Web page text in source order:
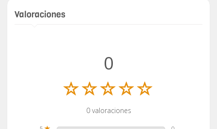
Valoraciones
0
0 valoraciones